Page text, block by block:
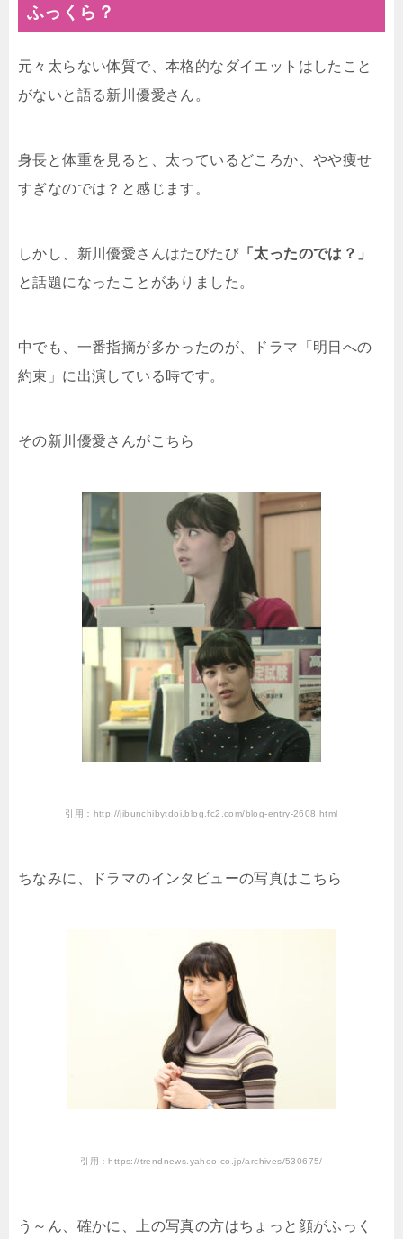
ふっくら？
元々太らない体質で、本格的なダイエットはしたこと
がないと語る新川優愛さん。
身長と体重を見ると、太っているどころか、やや痩せ
すぎなのでは？と感じます。
しかし、新川優愛さんはたびたび 「太ったのでは？」
と話題になったことがありました。
中でも、一番指摘が多かったのが、ドラマ「明日への
約束」に出演している時です。
その新川優愛さんがこちら
引用：http://jibunchibytdoi.blog.fc2.com/blog-entry-2608.html
ちなみに、ドラマのインタビューの写真はこちら
引用：https://trendnews.yahoo.co.jp/archives/530675/
う～ん、確かに、上の写真の方はちょっと顔がふっく